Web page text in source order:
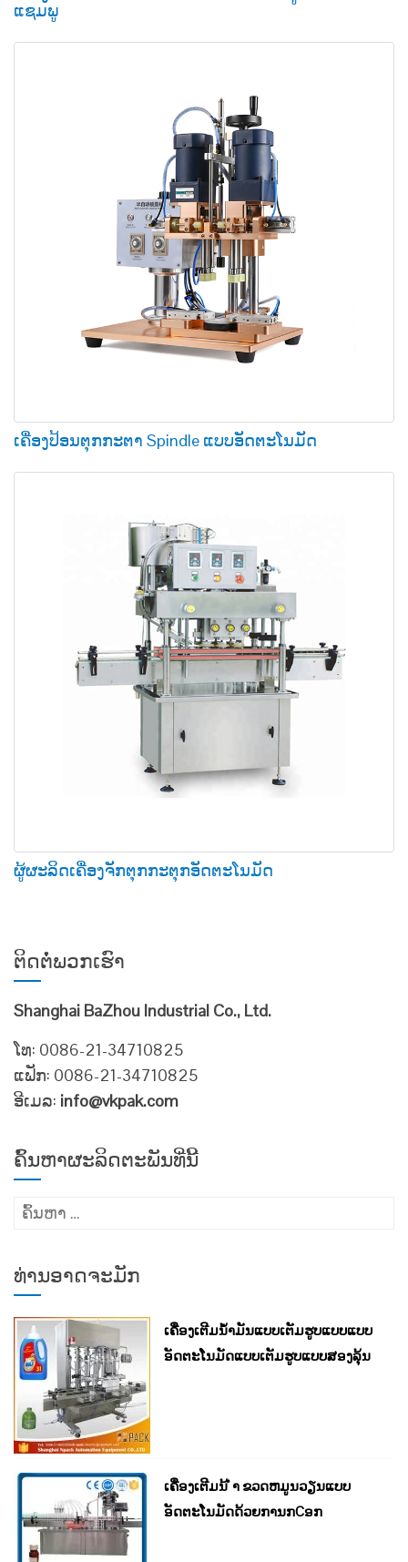
ແຊມພູ
ເຄື່ອງປ້ອນຕຸກກະຕາ Spindle ແບບອັດຕະໂນມັດ
ຜູ້ຜະລິດເຄື່ອງຈັກຕຸກກະຕຸກອັດຕະໂນມັດ
ຕິດ​ຕໍ່​ພວກ​ເຮົາ
Shanghai BaZhou Industrial Co., Ltd.
ໂທ: 0086-21-34710825
ແຟັກ: 0086-21-34710825
ອີເມລ: info@vkpak.com
ຄົ້ນຫາຜະລິດຕະພັນທີ່ນີ້
ຄົ້ນຫາ
ທ່ານອາດຈະມັກ
ເຄື່ອງເຕີມນໍ້າມັນແບບເຕັມຮູບແບບແບບ
ອັດຕະໂນມັດແບບເຕັມຮູບແບບສອງລຸ້ນ
ເຄື່ອງເຕີມນ້ ຳ ຂວດຫມູນວຽນແບບ
ອັດຕະໂນມັດດ້ວຍການກCອກ